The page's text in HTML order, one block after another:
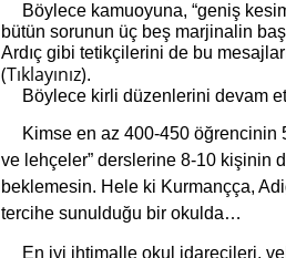
Böylece kamuoyuna, “geniş
bütün sorunun üç beş marjinalin
Ardıç gibi tetikçilerini de bu
(Tıklayınız).
Böylece kirli düzenlerini devam
Kimse en az 400-450 öğrencinin
ve lehçeler” derslerine 8-10 kişinin
beklemesin. Hele ki Kurmançça,
tercihe sunulduğu bir okulda…
En iyi ihtimalle okul idarecileri,